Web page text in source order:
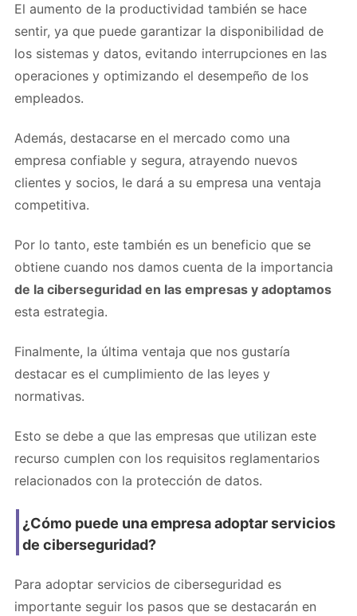
El aumento de la productividad también se hace
sentir, ya que puede garantizar la disponibilidad de
los sistemas y datos, evitando interrupciones en las
operaciones y optimizando el desempeño de los
empleados.
Además, destacarse en el mercado como una
empresa confiable y segura, atrayendo nuevos
clientes y socios, le dará a su empresa una ventaja
competitiva.
Por lo tanto, este también es un beneficio que se
obtiene cuando nos damos cuenta de la importancia
de la ciberseguridad en las empresas y adoptamos
esta estrategia.
Finalmente, la última ventaja que nos gustaría
destacar es el cumplimiento de las leyes y
normativas.
Esto se debe a que las empresas que utilizan este
recurso cumplen con los requisitos reglamentarios
relacionados con la protección de datos.
¿Cómo puede una empresa adoptar servicios
de ciberseguridad?
Para adoptar servicios de ciberseguridad es
importante seguir los pasos que se destacarán en